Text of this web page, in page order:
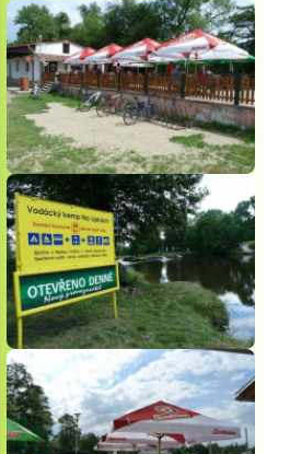
Termin ab 2026-07-31 |Camping
Paradijs
1 místo pro stan + 4 osoby2 místa + 5
osob
Termin ab 2026-08-07 |Kemp
Čertoryje
1 stredne veľký stan pre 3 osoby (2
dospelí a 1 dieťa), auto.
Termin ab 2026-08-07 |Autocamp
Erika
1 Adult 2 Kids,
Termin ab 2026-08-07 |Autokemp
Apollo
1misto u vody +elektrická přípojka +2
osoby +pes